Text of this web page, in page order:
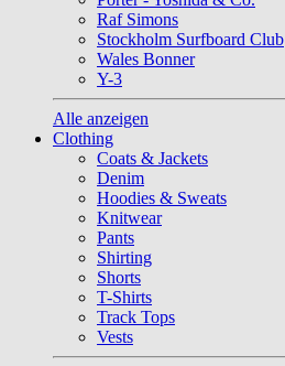
Raf Simons
Stockholm Surfboard Club
Wales Bonner
Y-3
Alle anzeigen
Clothing
Coats & Jackets
Denim
Hoodies & Sweats
Knitwear
Pants
Shirting
Shorts
T-Shirts
Track Tops
Vests